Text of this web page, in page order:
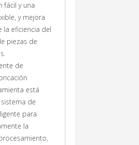
fácil y una
y mejora
la eficiencia del
piezas de
de
está
de
para
la